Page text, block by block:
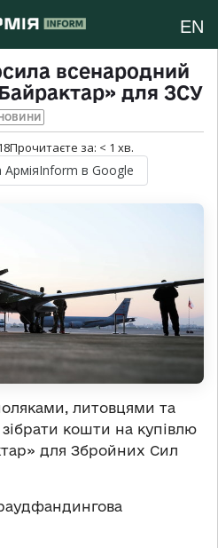
EN
всенародний
для ЗСУ
НОВИНИ
Прочитаєте за: < 1 хв.
АрміяInform в Google
литовцями та
кошти на купівлю
для Збройних Сил